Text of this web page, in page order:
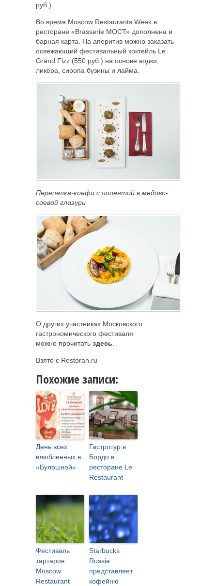
руб.).
Во время Moscow Restaurants Week в
ресторане «Brasserie МОСТ» дополнена и
барная карта. На аперитив можно заказать
освежающий фестивальный коктейль Le
Grand Fizz (550 руб.) на основе водки,
ликёра, сиропа бузины и лайма.
Перепёлка-конфи с полентой в медово-
соевой глазури
О других участниках Московского
гастрономического фестиваля
можно прочитать здесь.
Взято с Restoran.ru
Похожие записи:
День всех
влюбленных в
«Булошной»
Гастротур в
Бордо в
ресторане Le
Restaurant
Фестиваль
тартаров
Moscow
Restaurant
Starbucks
Russia
представляет
кофейню